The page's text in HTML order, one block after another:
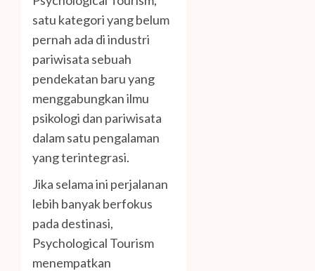
satu kategori yang belum
pernah ada di industri
pariwisata sebuah
pendekatan baru yang
menggabungkan ilmu
psikologi dan pariwisata
dalam satu pengalaman
yang terintegrasi.
Jika selama ini perjalanan
lebih banyak berfokus
pada destinasi,
Psychological Tourism
menempatkan